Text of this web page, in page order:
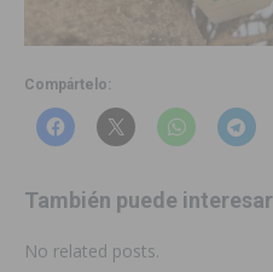
Compártelo:
También puede interesar
No related posts.